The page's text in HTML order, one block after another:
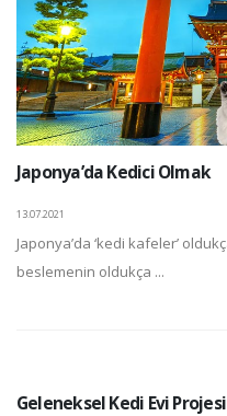
Japonya’da Kedici Olmak
13.07.2021
Japonya’da ‘kedi kafeler’
beslemenin oldukça ...
Geleneksel Kedi Evi